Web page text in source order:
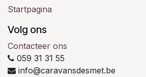
Startpagina
Volg ons
Contacteer ons
059 31 31 55
info@caravansdesmet.be